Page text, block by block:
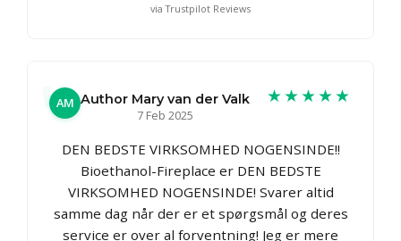
via Trustpilot Reviews
AM Author Mary van der Valk
7 Feb 2025
★★★★★
DEN BEDSTE VIRKSOMHED NOGENSINDE!!
Bioethanol-Fireplace er DEN BEDSTE
VIRKSOMHED NOGENSINDE! Svarer altid
samme dag når der er et spørgsmål og deres
service er over al forventning! Jeg er mere